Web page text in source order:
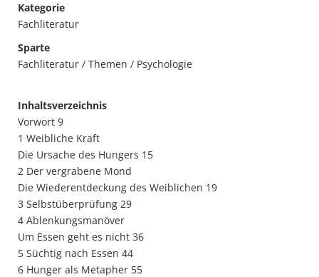
Kategorie
Fachliteratur
Sparte
Fachliteratur / Themen / Psychologie
Inhaltsverzeichnis
Vorwort 9
1 Weibliche Kraft
Die Ursache des Hungers 15
2 Der vergrabene Mond
Die Wiederentdeckung des Weiblichen 19
3 Selbstüberprüfung 29
4 Ablenkungsmanöver
Um Essen geht es nicht 36
5 Süchtig nach Essen 44
6 Hunger als Metapher 55